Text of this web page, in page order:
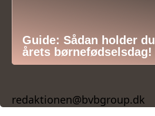
Guide: Sådan holder du
årets børnefødselsdag!
redaktionen@bvbgroup.dk